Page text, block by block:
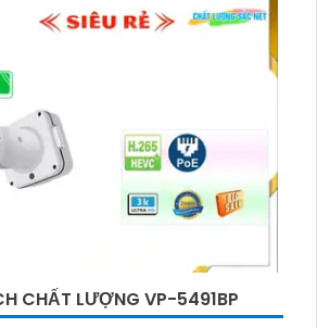
CHẤT LƯỢNG VP-5491BP